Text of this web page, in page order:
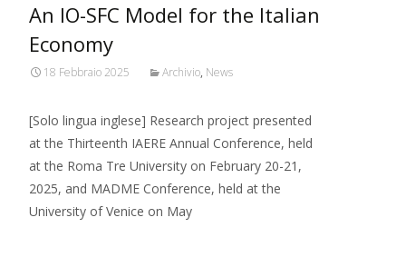
An IO-SFC Model for the Italian
Economy
18 Febbraio 2025 Archivio, News
[Solo lingua inglese] Research project presented
at the Thirteenth IAERE Annual Conference, held
at the Roma Tre University on February 20-21,
2025, and MADME Conference, held at the
University of Venice on May